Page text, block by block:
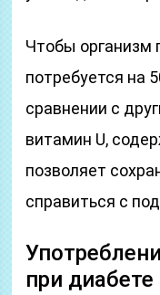
Чтобы организм
потребуется на
сравнении с
витамин U,
позволяет
справиться с
при диабете